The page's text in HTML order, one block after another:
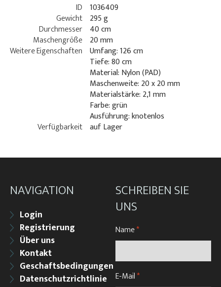
ID 1036409
Gewicht 295 g
Durchmesser 40 cm
Maschengröße 20 mm
Weitere Eigenschaften Umfang: 126 cm
Tiefe: 80 cm
Material: Nylon (PAD)
Maschenweite: 20 x 20 mm
Materialstärke: 2,1 mm
Farbe: grün
Ausführung: knotenlos
Verfügbarkeit auf Lager
NAVIGATION
Login
Registrierung
Über uns
Kontakt
Geschaftsbedingungen
Datenschutzrichtlinie
SCHREIBEN SIE
UNS
Name*
E-Mail*